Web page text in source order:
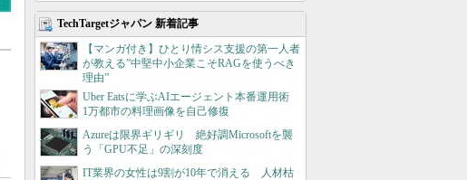
TechTargetジャパン 新着記事
【マンガ付き】ひとり情シス支援の第一人者
が教える”中堅中小企業こそRAGを使うべき
理由”
Uber Eatsに学ぶAIエージェント本番運用術
1万都市の料理画像を自己修復
Azureは限界ギリギリ 絶好調Microsoftを襲
う「GPU不足」の深刻度
IT業界の女性は9割が10年で消える 人材枯